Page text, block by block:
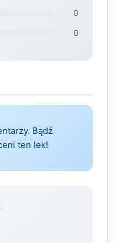
0
0
Bądź
ten lek!